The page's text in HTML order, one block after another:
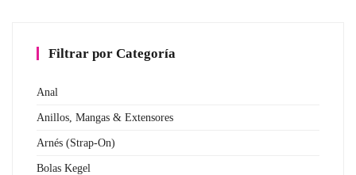
Filtrar por Categoría
Anal
Anillos, Mangas & Extensores
Arnés (Strap-On)
Bolas Kegel